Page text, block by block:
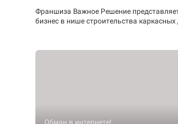
Франшиза Важное Решение
бизнес в нише строительства